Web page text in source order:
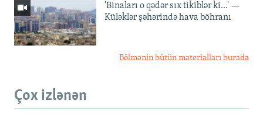
'Binaları o qədər sıx tikiblər ki...' —
Küləklər şəhərində hava böhranı
Bölmənin bütün materialları burada
Çox izlənən